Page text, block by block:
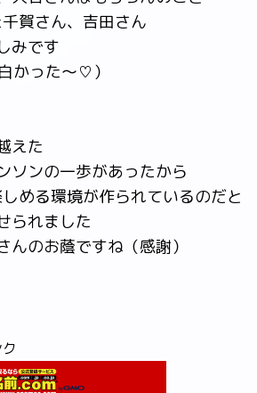
賀さん、吉田さん
みです
かった～♡）
えた
ソンの一歩があったから
める環境が作られているのだと
られました
んのお蔭ですね（感謝）